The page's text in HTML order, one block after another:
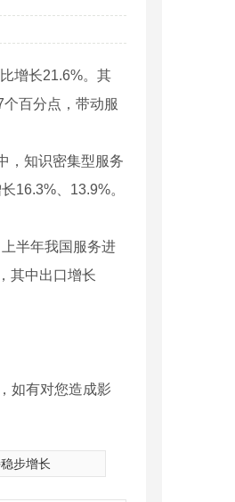
增长21.6%。其
百分点，带动服
，知识密集型服务
16.3%、13.9%。
半年我国服务进
其中出口增长
如有对您造成影
步增长